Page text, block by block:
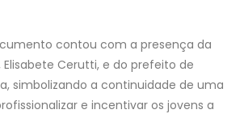
contou com a presença da
Elisabete Cerutti, e do prefeito de
simbolizando a continuidade de uma
e incentivar os jovens a